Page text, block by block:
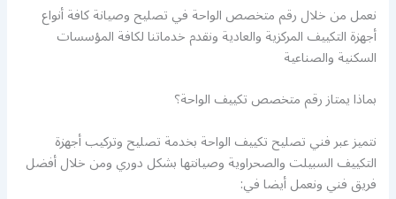
نعمل من خلال رقم متخصص الواحة في تصليح وصيانة كافة أنواع
أجهزة التكييف المركزية والعادية ونقدم خدماتنا لكافة المؤسسات
السكنية والصناعية
بماذا يمتاز رقم متخصص تكييف الواحة؟
نتميز عبر فني تصليح تكييف الواحة بخدمة تصليح وتركيب أجهزة
التكييف السبيلت والصحراوية وصيانتها بشكل دوري ومن خلال أفضل
فريق فني ونعمل أيضا في: